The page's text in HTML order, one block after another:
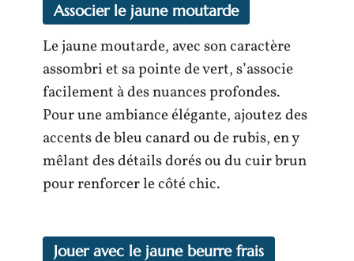
Associer le jaune moutarde
Le jaune moutarde, avec son caractère
assombri et sa pointe de vert, s’associe
facilement à des nuances profondes.
Pour une ambiance élégante, ajoutez des
accents de bleu canard ou de rubis, en y
mêlant des détails dorés ou du cuir brun
pour renforcer le côté chic.
Jouer avec le jaune beurre frais